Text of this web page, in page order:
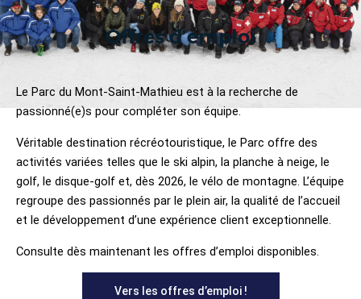
Offres d’emploi
Le Parc du Mont-Saint-Mathieu est à la recherche de
passionné(e)s pour compléter son équipe.
Véritable destination récréotouristique, le Parc offre des
activités variées telles que le ski alpin, la planche à neige, le
golf, le disque-golf et, dès 2026, le vélo de montagne. L’équipe
regroupe des passionnés par le plein air, la qualité de l’accueil
et le développement d’une expérience client exceptionnelle.
Consulte dès maintenant les offres d’emploi disponibles.
Vers les offres d’emploi !